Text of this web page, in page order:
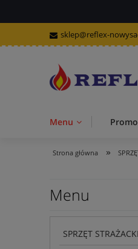
sklep@reflex-
Menu
Strona główna »
Menu
SPRZĘT STRAŻACKI